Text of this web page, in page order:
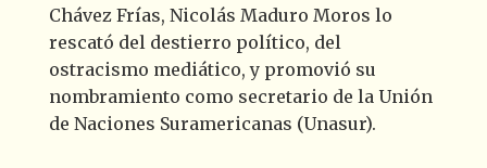
Chávez Frías, Nicolás Maduro Moros lo
rescató del destierro político, del
ostracismo mediático, y promovió su
nombramiento como secretario de la Unión
de Naciones Suramericanas (Unasur).